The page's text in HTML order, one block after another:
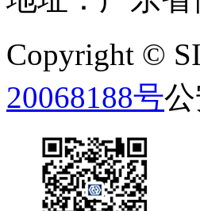
Copyright ©
20068188号